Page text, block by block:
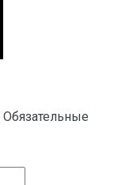
Обязательные